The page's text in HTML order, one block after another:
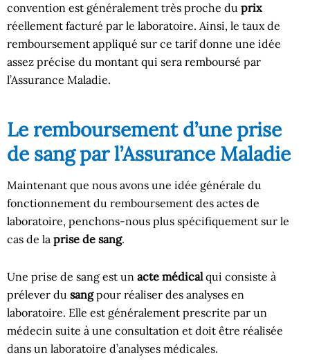
convention est généralement très proche du prix
réellement facturé par le laboratoire. Ainsi, le taux de
remboursement appliqué sur ce tarif donne une idée
assez précise du montant qui sera remboursé par
l’Assurance Maladie.
Le remboursement d’une prise
de sang par l’Assurance Maladie
Maintenant que nous avons une idée générale du
fonctionnement du remboursement des actes de
laboratoire, penchons-nous plus spécifiquement sur le
cas de la prise de sang.
Une prise de sang est un acte médicalqui consiste à
prélever du sangpour réaliser des analyses en
laboratoire. Elle est généralement prescrite par un
médecin suite à une consultation et doit être réalisée
dans un laboratoire d’analyses médicales.